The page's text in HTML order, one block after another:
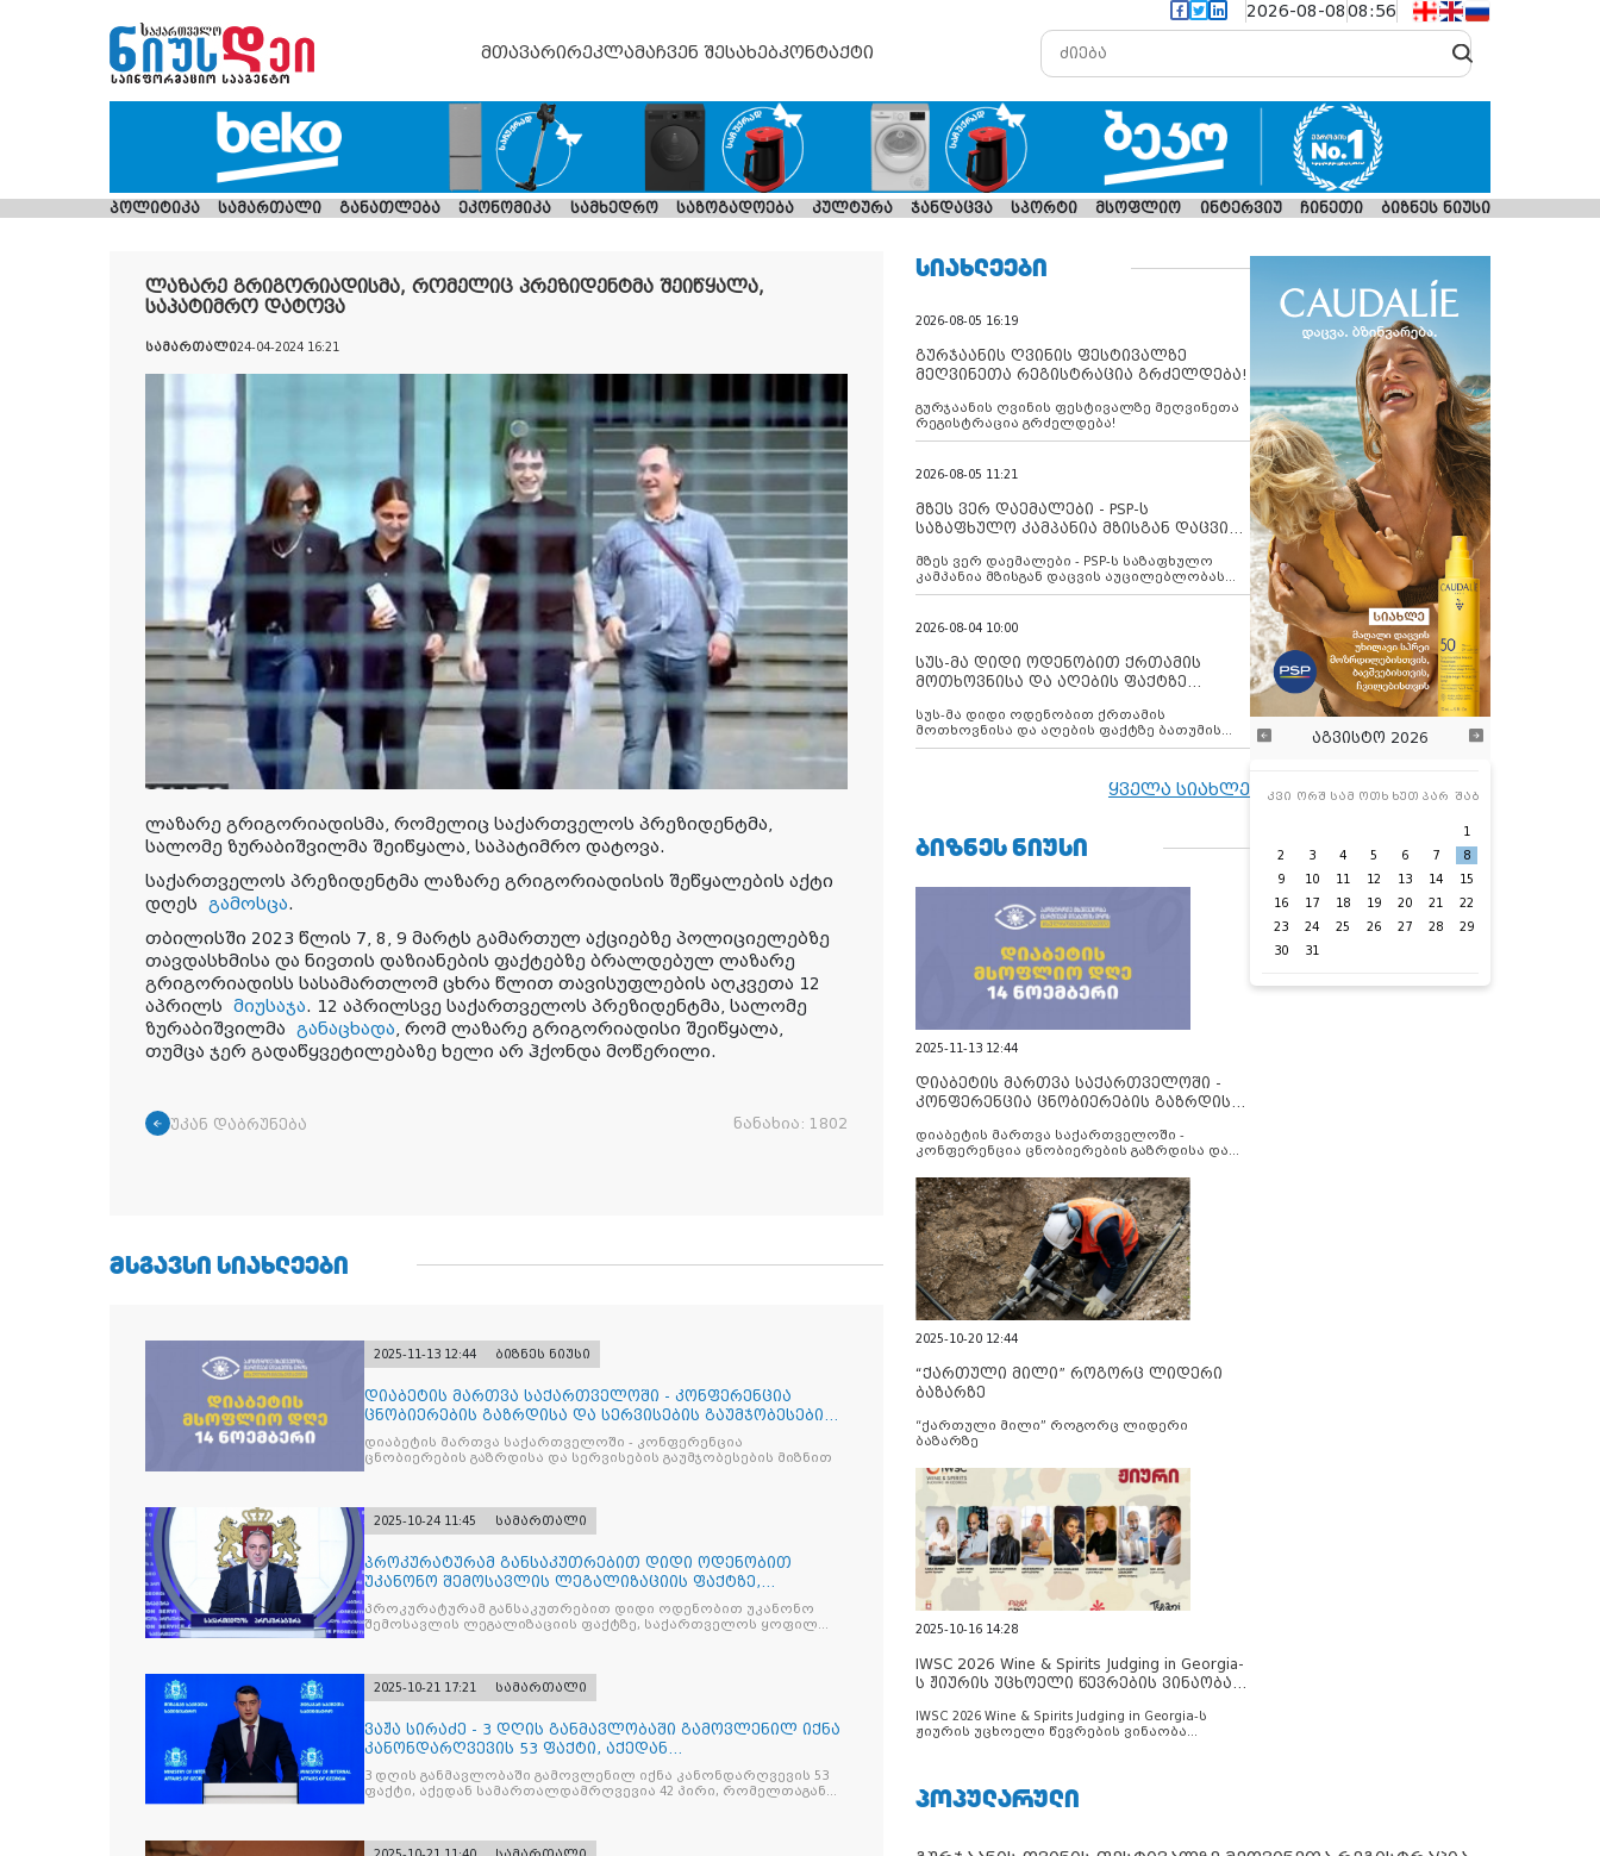
2026-08-0808:56
მთავარირეკლამაჩვენ შესახებკონტაქტი
პოლიტიკა სამართალი განათლება ეკონომიკა სამხედრო საზოგადოება კულტურა ჯანდაცვა სპორტი მსოფლიო ინტერვიუ ჩინეთი ბიზნეს ნიუსი
ლაზარე გრიგორიადისმა, რომელიც პრეზიდენტმა შეიწყალა,
საპატიმრო დატოვა
სამართალი24-04-2024 16:21
ლაზარე გრიგორიადისმა, რომელიც საქართველოს პრეზიდენტმა,
სალომე ზურაბიშვილმა შეიწყალა, საპატიმრო დატოვა.
საქართველოს პრეზიდენტმა ლაზარე გრიგორიადისის შეწყალების აქტი
დღეს გამოსცა.
თბილისში 2023 წლის 7, 8, 9 მარტს გამართულ აქციებზე პოლიციელებზე
თავდასხმისა და ნივთის დაზიანების ფაქტებზე ბრალდებულ ლაზარე
გრიგორიადისს სასამართლომ ცხრა წლით თავისუფლების აღკვეთა 12
აპრილს მიუსაჯა. 12 აპრილსვე საქართველოს პრეზიდენტმა, სალომე
ზურაბიშვილმა განაცხადა , რომ ლაზარე გრიგორიადისი შეიწყალა,
თუმცა ჯერ გადაწყვეტილებაზე ხელი არ ჰქონდა მოწერილი.
უკან დაბრუნება ნანახია: 1802
ᲛᲡᲒᲐᲕᲡᲘ ᲡᲘᲐᲮᲚᲔᲔᲑᲘ
2025-11-13 12:44 ბიზნეს ნიუსი
დიაბეტის მართვა საქართველოში - კონფერენცია
ცნობიერების გაზრდისა და სერვისების გაუმჯობესების
მიზნით
დიაბეტის მართვა საქართველოში - კონფერენცია
ცნობიერების გაზრდისა და სერვისების გაუმჯობესების მიზნით
2025-10-24 11:45 სამართალი
პროკურატურამ განსაკუთრებით დიდი ოდენობით
უკანონო შემოსავლის ლეგალიზაციის ფაქტზე,
საქართველოს ყოფილ პ
პროკურატურამ განსაკუთრებით დიდი ოდენობით უკანონო
შემოსავლის ლეგალიზაციის ფაქტზე, საქართველოს ყოფილ
2025-10-21 17:21 სამართალი
ვაჟა სირაძე - 3 დღის განმავლობაში გამოვლენილ იქნა
კანონდარღვევის 53 ფაქტი, აქედან
სამართალდამრღვევია
3 დღის განმავლობაში გამოვლენილ იქნა კანონდარღვევის 53
ფაქტი, აქედან სამართალდამრღვევია 42 პირი, რომელთაგან
ᲡᲘᲐᲮᲚᲔᲔᲑᲘ
2026-08-05 16:19
გურჯაანის ღვინის ფესტივალზე
მეღვინეთა რეგისტრაცია გრძელდება!
გურჯაანის ღვინის ფესტივალზე მეღვინეთა
რეგისტრაცია გრძელდება!
2026-08-05 11:21
მზეს ვერ დაემალები - PSP-ს
საზაფხულო კამპანია მზისგან დაცვის
მზეს ვერ დაემალები - PSP-ს საზაფხულო
კამპანია მზისგან დაცვის აუცილებლობას
გვახსენებს
2026-08-04 10:00
სუს-მა დიდი ოდენობით ქრთამის
მოთხოვნისა და აღების ფაქტზე
დააკავა
სუს-მა დიდი ოდენობით ქრთამის
მოთხოვნისა და აღების ფაქტზე ბათუმის
მერიის თანამშრომელი დააკავა
ყველა სიახლე
ᲑᲘᲖᲜᲔᲡ ᲜᲘᲣᲡᲘ
2025-11-13 12:44
დიაბეტის მართვა საქართველოში -
კონფერენცია ცნობიერების გაზრდისა
დიაბეტის მართვა საქართველოში -
კონფერენცია ცნობიერების გაზრდისა და
2025-10-20 12:44
“ქართული მილი” როგორც ლიდერი
ბაზარზე
“ქართული მილი” როგორც ლიდერი
ბაზარზე
2025-10-16 14:28
IWSC 2026 Wine & Spirits Judging in Georgia-
ს ჟიურის უცხოელი წევრების ვინაობა
IWSC 2026 Wine & Spirits Judging in Georgia-ს
ჟიურის უცხოელი წევრების ვინაობა
აგვისტო 2026
კვი ორშ სამ ოთხ ხუთ პარ შაბ
1
2
3 4 5 6 7
8
9
10 11 12 13 14
15
16
17 18 19 20 21
22
23
24 25 26 27 28
29
30
31
ᲞᲝᲞᲣᲚᲐᲠᲣᲚᲘ